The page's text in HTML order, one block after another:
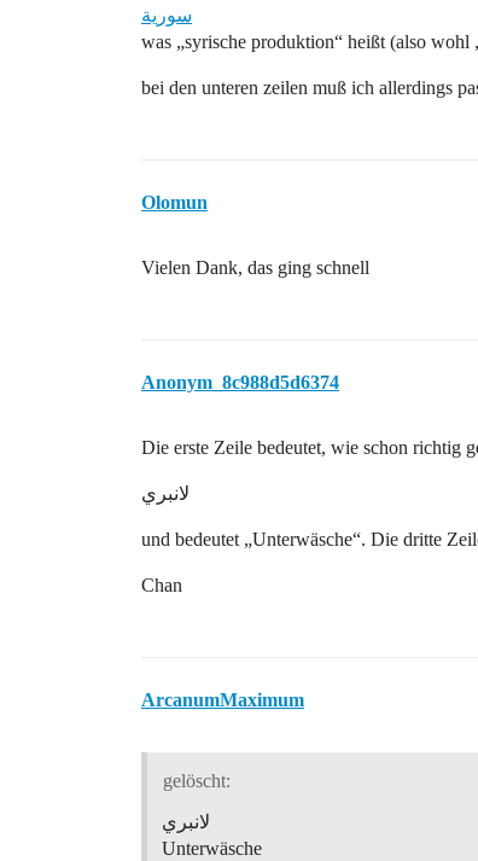
سورية
was „syrische produktion“ heißt (also wohl
bei den unteren zeilen muß ich allerdings
Olomun
Vielen Dank, das ging schnell
Anonym_8c988d5d6374
Die erste Zeile bedeutet, wie schon richtig
لانبري
und bedeutet „Unterwäsche“. Die dritte
Chan
ArcanumMaximum
gelöscht:
لانبري
Unterwäsche